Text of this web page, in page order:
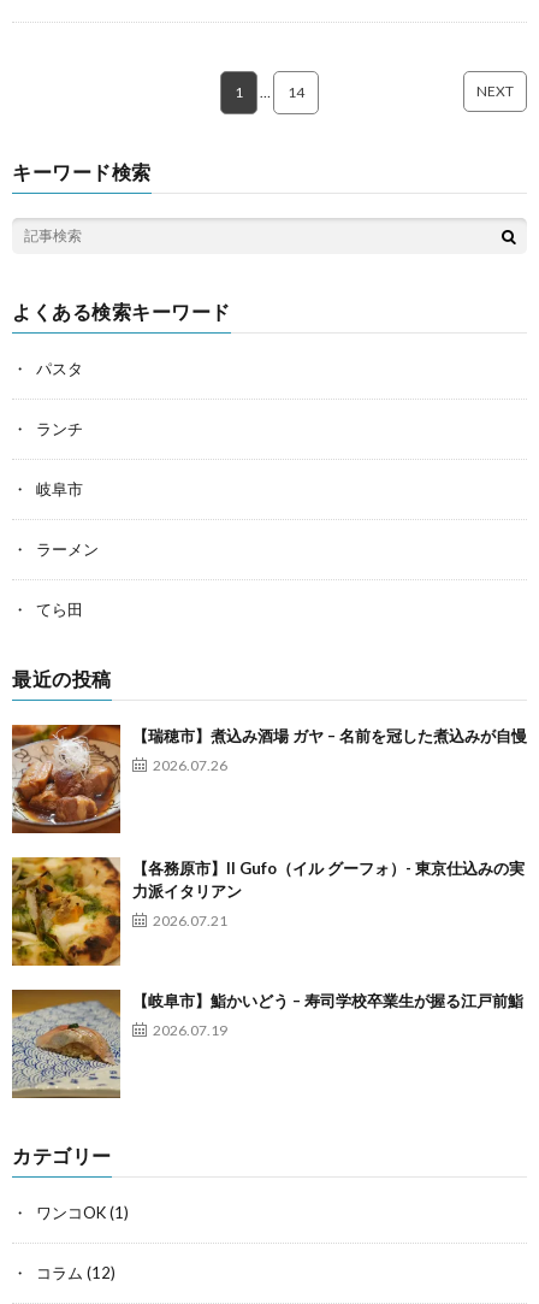
1 14 NEXT
キーワード検索
よくある検索キーワード
パスタ
ランチ
岐阜市
ラーメン
てら田
最近の投稿
【瑞穂市】煮込み酒場 ガヤ – 名前を冠した煮込みが自慢
2026.07.26
【各務原市】Il Gufo（イル グーフォ）- 東京仕込みの実
力派イタリアン
2026.07.21
【岐阜市】鮨かいどう – 寿司学校卒業生が握る江戸前鮨
2026.07.19
カテゴリー
ワンコOK(1)
コラム (12)